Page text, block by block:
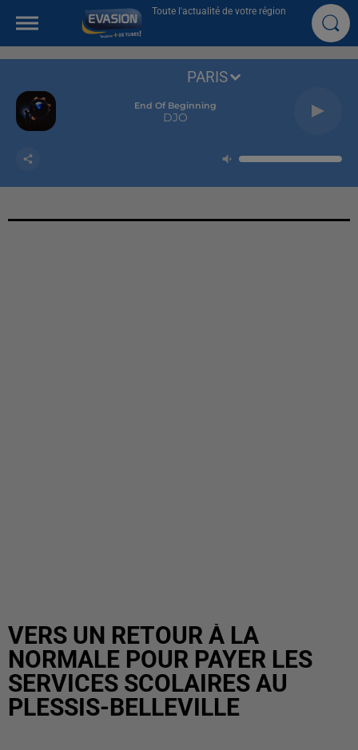
Toute l'actualité de votre région
End Of Beginning
DJO
PARIS
VERS UN RETOUR À LA
NORMALE POUR PAYER LES
SERVICES SCOLAIRES AU
PLESSIS-BELLEVILLE